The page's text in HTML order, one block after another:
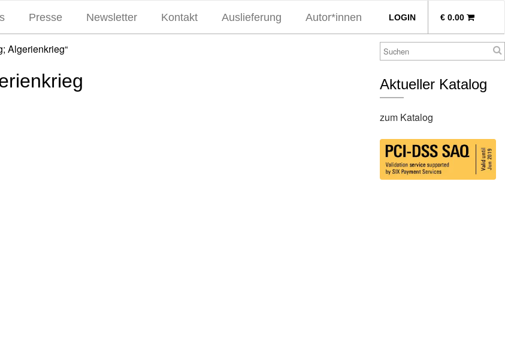
LOGIN € 0.00
Presse Newsletter Kontakt Auslieferung Autor*innen
Algerienkrieg“
Aktueller Katalog
zum Katalog